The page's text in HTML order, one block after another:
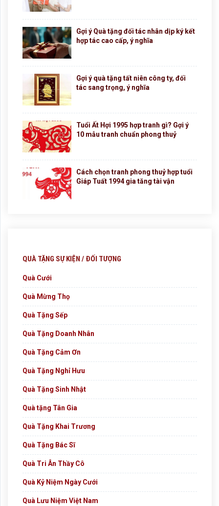
Gợi ý Quà tặng đối tác nhân dịp ký kết
hợp tác cao cấp, ý nghĩa
Gợi ý quà tặng tất niên công ty, đối
tác sang trọng, ý nghĩa
Tuổi Ất Hợi 1995 hợp tranh gì? Gợi ý
10 mẫu tranh chuẩn phong thuỷ
Cách chọn tranh phong thuỷ hợp tuổi
Giáp Tuất 1994 gia tăng tài vận
QUÀ TẶNG SỰ KIỆN / ĐỐI TƯỢNG
Quà Cưới
Quà Mừng Thọ
Quà Tặng Sếp
Quà Tặng Doanh Nhân
Quà Tặng Cảm Ơn
Quà Tặng Nghỉ Hưu
Quà Tặng Sinh Nhật
Quà tặng Tân Gia
Quà Tặng Khai Trương
Quà Tặng Bác Sĩ
Quà Tri Ân Thầy Cô
Quà Kỷ Niệm Ngày Cưới
Quà Lưu Niệm Việt Nam